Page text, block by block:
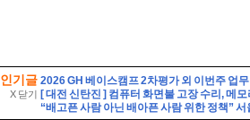
인기글
X 닫기
2026 GH 베이스캠프 2차평가 외 이번주 업무